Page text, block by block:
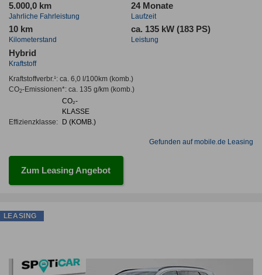
5.000,0 km
Jahrliche Fahrleistung
24 Monate
Laufzeit
10 km
Kilometerstand
ca. 135 kW (183 PS)
Leistung
Hybrid
Kraftstoff
Kraftstoffverbr.¹: ca. 6,0 l/100km(komb.)
CO2-Emissionen*: ca. 135 g/km(komb.)
Effizienzklasse:
CO₂-
KLASSE
D (KOMB.)
Gefunden auf mobile.de Leasing
Zum Leasing Angebot
LEASING